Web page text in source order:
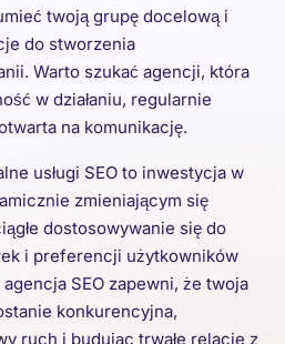
twoją grupę docelową i
do stworzenia
Warto szukać agencji, która
w działaniu, regularnie
na komunikację.
usługi SEO to inwestycja w
zmieniającym się
dostosowywanie się do
i preferencji użytkowników
SEO zapewni, że twoja
konkurencyjna,
ruch i budując trwałe relacje z